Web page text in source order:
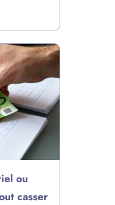
ou
casser